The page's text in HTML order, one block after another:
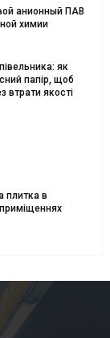
анионный ПАВ
химии
як
папір, щоб
втрати якості
плитка в